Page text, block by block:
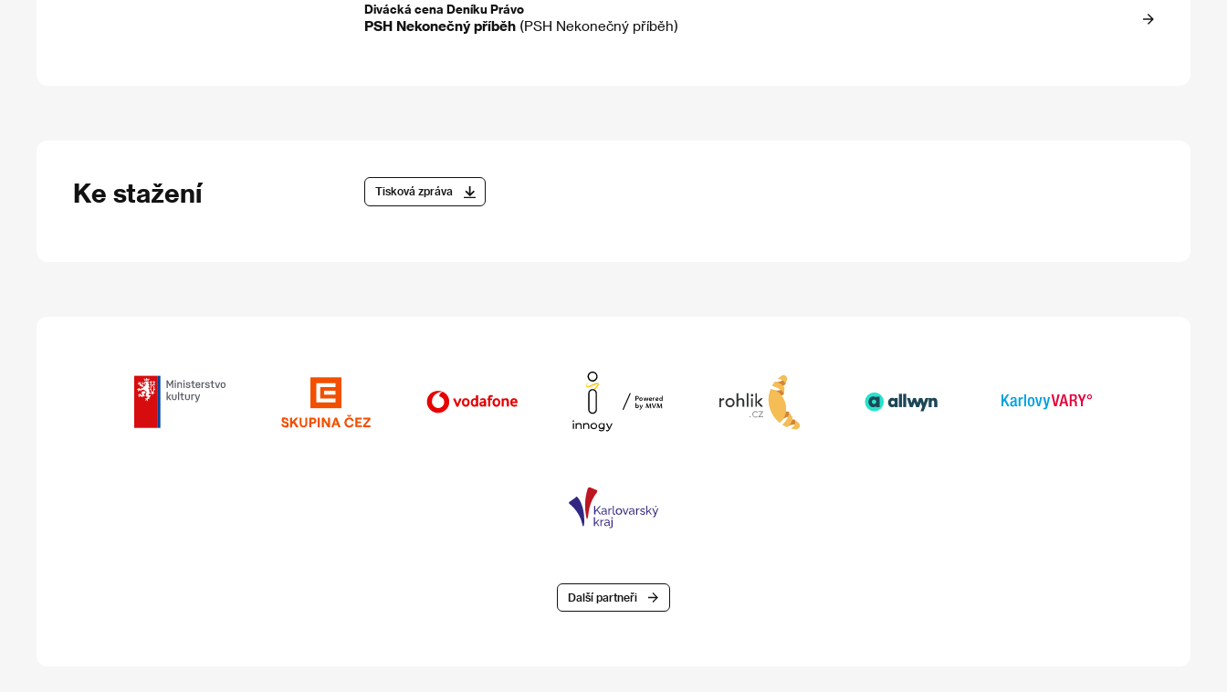
Divácká cena Deníku Právo
PSH Nekonečný příběh (PSH Nekonečný příběh)
Ke stažení Tisková zpráva
Další partneři